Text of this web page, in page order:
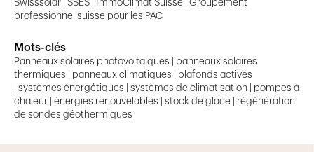
Swisssolar | SSES | ImmoClimat Suisse | Groupement
professionnel suisse pour les PAC
Mots-clés
Panneaux solaires photovoltaïques | panneaux solaires
thermiques | panneaux climatiques | plafonds activés
| systèmes énergétiques | systèmes de climatisation | pompes à
chaleur | énergies renouvelables | stock de glace | régénération
de sondes géothermiques